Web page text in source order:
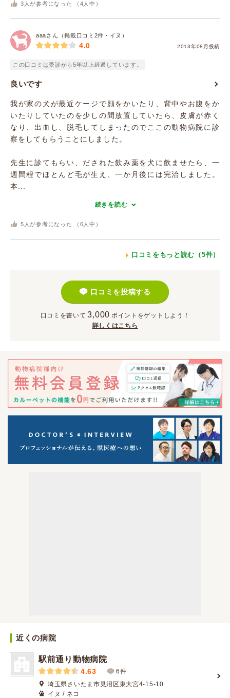
3 人が参考になった （ 4 人中）
aaaさん（掲載口コミ2件・イヌ）
2013年08月投稿
4.0
この口コミは受診から5年以上経過しています。
良いです
我が家の犬が最近ケージで顔をかいたり、背中やお腹をか
いたりしていたのを少しの間放置していたら、皮膚が赤く
なり、出血し、脱毛してしまったのでここの動物病院に診
察をしてもらうことにしました。
先生に診てもらい、だされた飲み薬を犬に飲ませたら、一
週間程でほとんど毛が生え、一か月後には完治しました。
本...
続きを読む
5 人が参考になった （ 6 人中）
口コミをもっと読む（5件）
口コミを投稿する
口コミを書いて 3,000 ポイント をゲットしよう！
詳しくはこちら
近くの病院
駅前通り動物病院
4.63
6件
埼玉県さいたま市見沼区東大宮4-15-10
イヌ / ネコ